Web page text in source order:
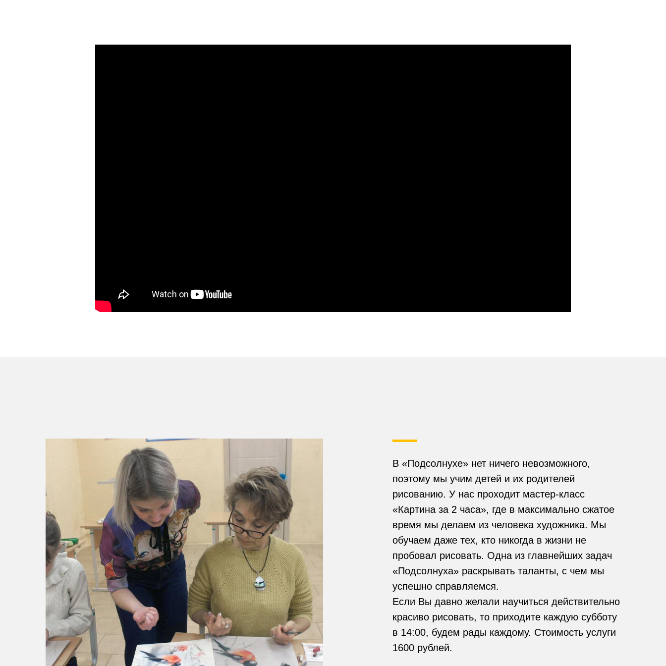
В «Подсолнухе» нет ничего невозможного,
поэтому мы учим детей и их родителей
рисованию. У нас проходит мастер-класс
«Картина за 2 часа», где в максимально сжатое
время мы делаем из человека художника. Мы
обучаем даже тех, кто никогда в жизни не
пробовал рисовать. Одна из главнейших задач
«Подсолнуха» раскрывать таланты, с чем мы
успешно справляемся. ⠀
Если Вы давно желали научиться действительно
красиво рисовать, то приходите каждую субботу
в 14:00, будем рады каждому. Стоимость услуги
1600 рублей.⠀ ⠀